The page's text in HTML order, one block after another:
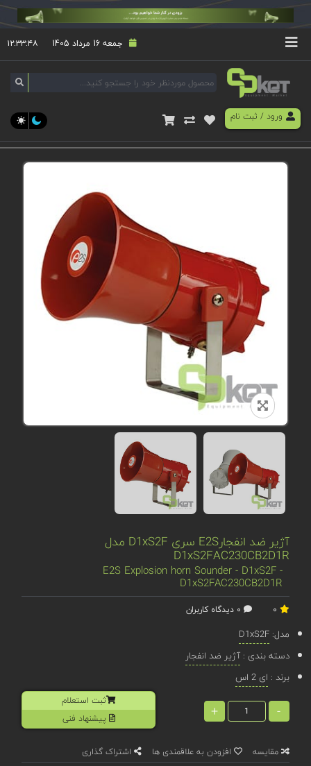
جمعه 16 مرداد 1405 ۱۲:۳۳:۴۸
ورود/ ثبت نام
آژیر ضد انفجارE2S سری D1xS2F مدل
D1xS2FAC230CB2D1R
E2S Explosion horn Sounder - D1xS2F -
D1xS2FAC230CB2D1R
مدل:D1xS2F
دسته بندی :آژیر ضد انفجار
برند : ای 2 اس
-
+
ثبت استعلام
پیشنهاد فنی
مقایسه افزودن به علاقمندی ها اشتراک گذاری